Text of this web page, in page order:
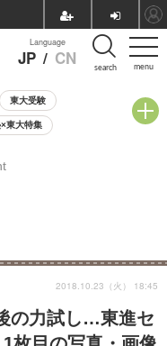
menu
Language
JP / CN search
東大受験
東大特集
会
の力試し…東進セ
2018.10.23（火） 18:45